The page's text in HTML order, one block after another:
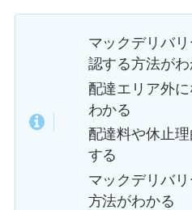
マックデリバ
認する方法がわ
配達エリア外
わかる
配達料や休止
する
マックデリバ
方法がわかる